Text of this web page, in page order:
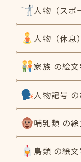
人物（スポ
人物（休息
家族 の絵
人物記号
哺乳類 の
鳥類 の絵